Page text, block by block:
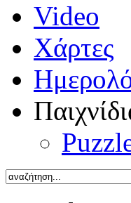
Video
Χάρτες